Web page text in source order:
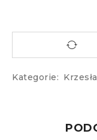
Kategorie: Krzesła